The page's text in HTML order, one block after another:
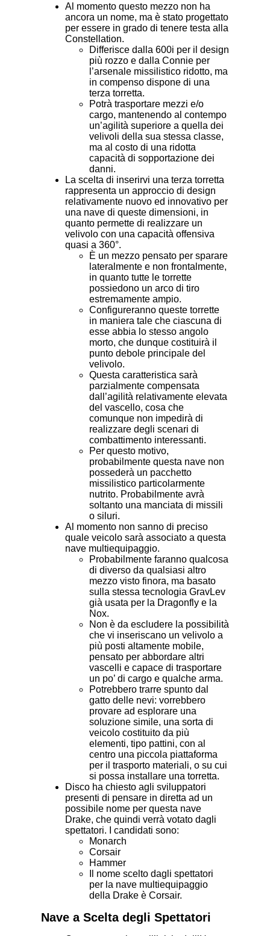
Al momento questo mezzo non ha
ancora un nome, ma è stato progettato
per essere in grado di tenere testa alla
Constellation.
Differisce dalla 600i per il design
più rozzo e dalla Connie per
l’arsenale missilistico ridotto, ma
in compenso dispone di una
terza torretta.
Potrà trasportare mezzi e/o
cargo, mantenendo al contempo
un’agilità superiore a quella dei
velivoli della sua stessa classe,
ma al costo di una ridotta
capacità di sopportazione dei
danni.
La scelta di inserirvi una terza torretta
rappresenta un approccio di design
relativamente nuovo ed innovativo per
una nave di queste dimensioni, in
quanto permette di realizzare un
velivolo con una capacità offensiva
quasi a 360°.
È un mezzo pensato per sparare
lateralmente e non frontalmente,
in quanto tutte le torrette
possiedono un arco di tiro
estremamente ampio.
Configureranno queste torrette
in maniera tale che ciascuna di
esse abbia lo stesso angolo
morto, che dunque costituirà il
punto debole principale del
velivolo.
Questa caratteristica sarà
parzialmente compensata
dall’agilità relativamente elevata
del vascello, cosa che
comunque non impedirà di
realizzare degli scenari di
combattimento interessanti.
Per questo motivo,
probabilmente questa nave non
possederà un pacchetto
missilistico particolarmente
nutrito. Probabilmente avrà
soltanto una manciata di missili
o siluri.
Al momento non sanno di preciso
quale veicolo sarà associato a questa
nave multiequipaggio.
Probabilmente faranno qualcosa
di diverso da qualsiasi altro
mezzo visto finora, ma basato
sulla stessa tecnologia GravLev
già usata per la Dragonfly e la
Nox.
Non è da escludere la possibilità
che vi inseriscano un velivolo a
più posti altamente mobile,
pensato per abbordare altri
vascelli e capace di trasportare
un po’ di cargo e qualche arma.
Potrebbero trarre spunto dal
gatto delle nevi: vorrebbero
provare ad esplorare una
soluzione simile, una sorta di
veicolo costituito da più
elementi, tipo pattini, con al
centro una piccola piattaforma
per il trasporto materiali, o su cui
si possa installare una torretta.
Disco ha chiesto agli sviluppatori
presenti di pensare in diretta ad un
possibile nome per questa nave
Drake, che quindi verrà votato dagli
spettatori. I candidati sono:
Monarch
Corsair
Hammer
Il nome scelto dagli spettatori
per la nave multiequipaggio
della Drake è Corsair.
Nave a Scelta degli Spettatori